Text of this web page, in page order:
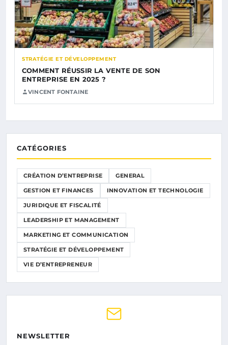
STRATÉGIE ET DÉVELOPPEMENT
COMMENT RÉUSSIR LA VENTE DE SON
ENTREPRISE EN 2025 ?
VINCENT FONTAINE
CATÉGORIES
CRÉATION D’ENTREPRISE GENERAL
GESTION ET FINANCES INNOVATION ET TECHNOLOGIE
JURIDIQUE ET FISCALITÉ
LEADERSHIP ET MANAGEMENT
MARKETING ET COMMUNICATION
STRATÉGIE ET DÉVELOPPEMENT
VIE D’ENTREPRENEUR
NEWSLETTER